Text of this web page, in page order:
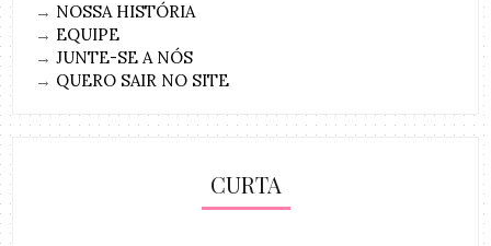
→ NOSSA HISTÓRIA
→ EQUIPE
→JUNTE-SE A NÓS
→ QUERO SAIR NO SITE
CURTA